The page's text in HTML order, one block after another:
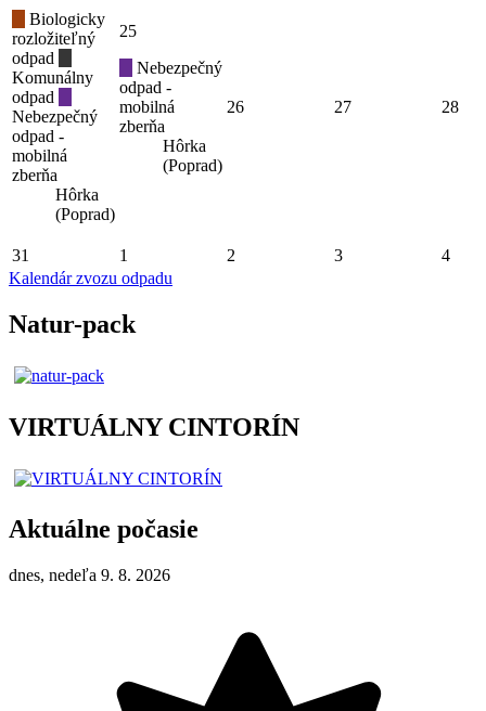
Biologicky
rozložiteľný
odpad
Komunálny
odpad
Nebezpečný
odpad -
mobilná
zberňa
Hôrka
(Poprad)
25
Nebezpečný
odpad -
mobilná
zberňa
Hôrka
(Poprad)
26 27 28
31 1 2 3
4
Kalendár zvozu odpadu
Natur-pack
VIRTUÁLNY CINTORÍN
Aktuálne počasie
dnes, nedeľa 9. 8. 2026